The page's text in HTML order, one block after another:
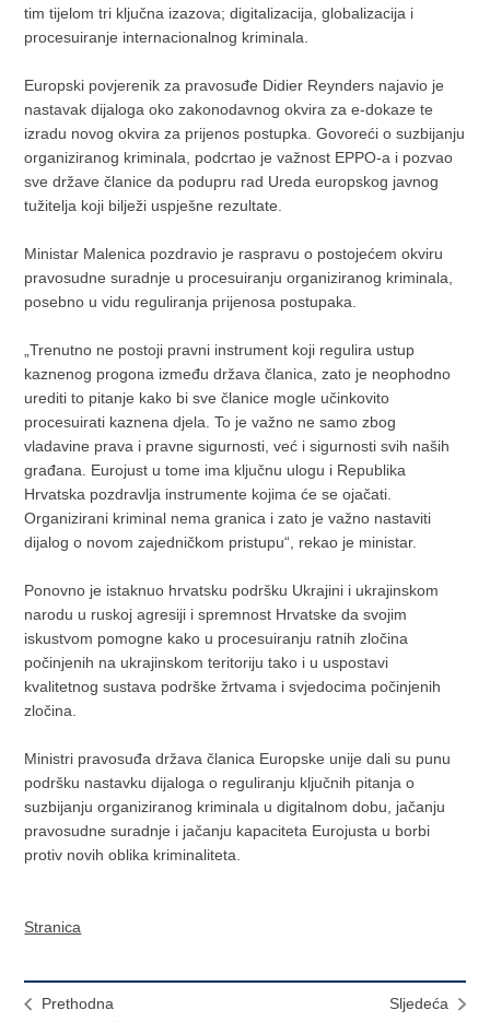
tim tijelom tri ključna izazova; digitalizacija, globalizacija i
procesuiranje internacionalnog kriminala.
Europski povjerenik za pravosuđe Didier Reynders najavio je
nastavak dijaloga oko zakonodavnog okvira za e-dokaze te
izradu novog okvira za prijenos postupka. Govoreći o suzbijanju
organiziranog kriminala, podcrtao je važnost EPPO-a i pozvao
sve države članice da podupru rad Ureda europskog javnog
tužitelja koji bilježi uspješne rezultate.
Ministar Malenica pozdravio je raspravu o postojećem okviru
pravosudne suradnje u procesuiranju organiziranog kriminala,
posebno u vidu reguliranja prijenosa postupaka.
„Trenutno ne postoji pravni instrument koji regulira ustup
kaznenog progona između država članica, zato je neophodno
urediti to pitanje kako bi sve članice mogle učinkovito
procesuirati kaznena djela. To je važno ne samo zbog
vladavine prava i pravne sigurnosti, već i sigurnosti svih naših
građana. Eurojust u tome ima ključnu ulogu i Republika
Hrvatska pozdravlja instrumente kojima će se ojačati.
Organizirani kriminal nema granica i zato je važno nastaviti
dijalog o novom zajedničkom pristupu“, rekao je ministar.
Ponovno je istaknuo hrvatsku podršku Ukrajini i ukrajinskom
narodu u ruskoj agresiji i spremnost Hrvatske da svojim
iskustvom pomogne kako u procesuiranju ratnih zločina
počinjenih na ukrajinskom teritoriju tako i u uspostavi
kvalitetnog sustava podrške žrtvama i svjedocima počinjenih
zločina.
Ministri pravosuđa država članica Europske unije dali su punu
podršku nastavku dijaloga o reguliranju ključnih pitanja o
suzbijanju organiziranog kriminala u digitalnom dobu, jačanju
pravosudne suradnje i jačanju kapaciteta Eurojusta u borbi
protiv novih oblika kriminaliteta.
Stranica
Prethodna
Sljedeća